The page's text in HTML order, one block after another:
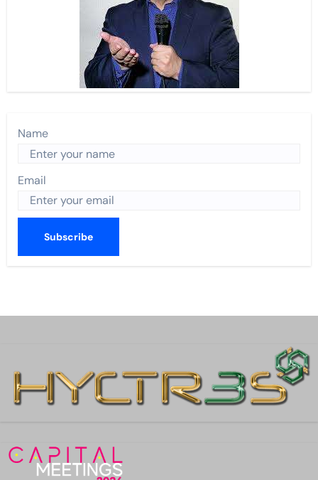
Name
Email